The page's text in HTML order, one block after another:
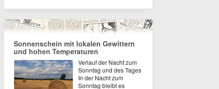
Sonnenschein mit lokalen Gewittern
und hohen Temperaturen
Verlauf der Nacht zum
Sonntag und des Tages
In der Nacht zum
Sonntag bleibt es